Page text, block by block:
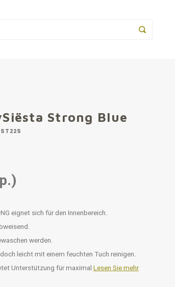
Strong Blue
eignet sich für den Innenbereich.
werden.
leicht mit einem feuchten Tuch reinigen.
Unterstützung für maximalLesen Sie mehr